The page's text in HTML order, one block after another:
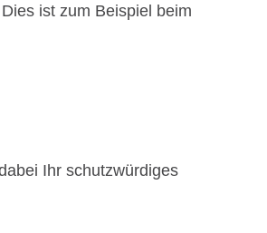
Dies ist zum Beispiel beim
Ihr schutzwürdiges